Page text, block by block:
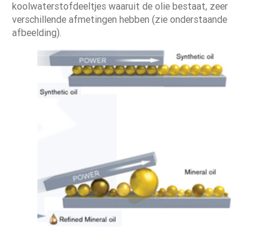
koolwaterstofdeeltjes waaruit de olie bestaat, zeer
verschillende afmetingen hebben (zie onderstaande
afbeelding).